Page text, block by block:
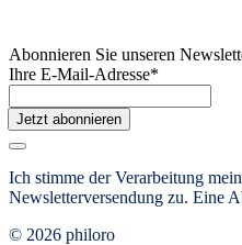
Abonnieren Sie unseren
Ihre E-Mail-Adresse*
Jetzt abonnieren
Ich stimme der Verarbeitung
Newsletterversendung zu. Eine
© 2026 philoro